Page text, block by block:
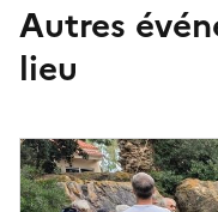
Autres
lieu